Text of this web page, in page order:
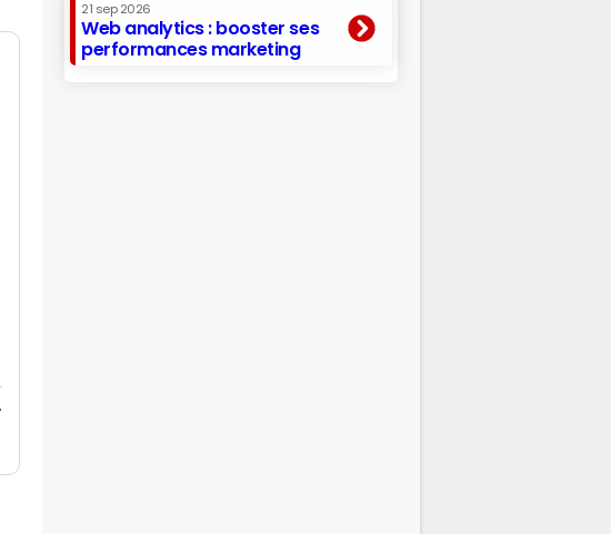
21 sep 2026
Web analytics : booster ses
performances marketing